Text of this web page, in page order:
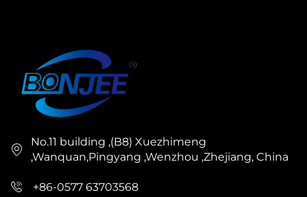
No.11 building ,(B8) Xuezhimeng
,Wanquan,Pingyang ,Wenzhou ,Zhejiang, China
+86-0577 63703568